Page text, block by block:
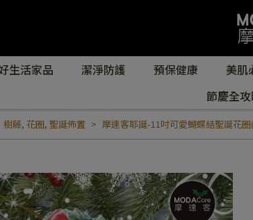
生活家品 潔淨防護 預保健康 美肌
節慶全
樹藤, 花圈, 聖誕佈置 摩達客耶誕-11吋可愛蝴蝶結聖誕花